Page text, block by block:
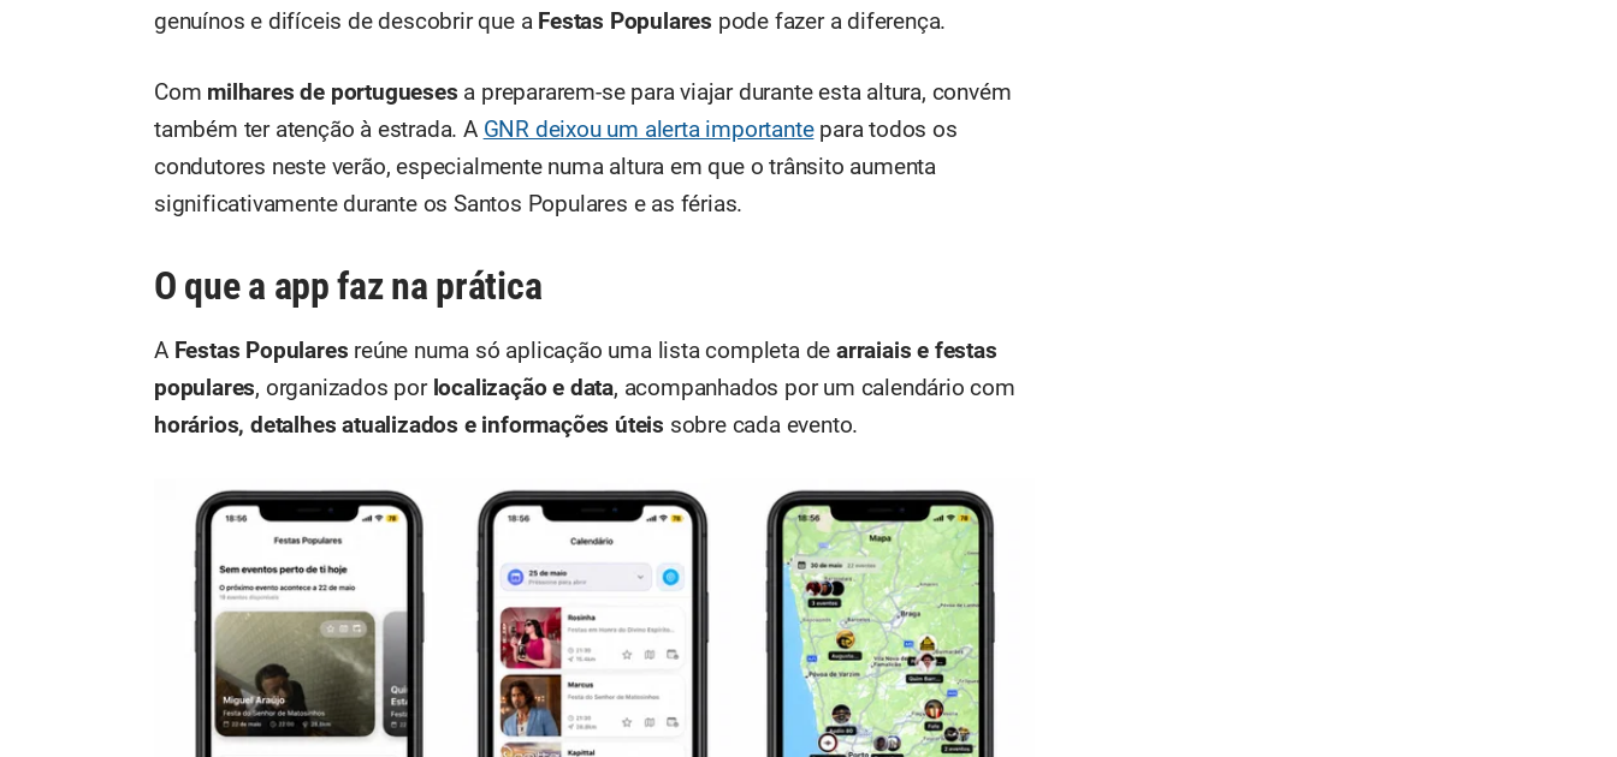
genuínos e difíceis de descobrir que a Festas Populares pode fazer a diferença.
Com milhares de portugueses a prepararem-se para viajar durante esta altura, convém
também ter atenção à estrada. A GNR deixou um alerta importantepara todos os
condutores neste verão, especialmente numa altura em que o trânsito aumenta
significativamente durante os Santos Populares e as férias.
O que a app faz na prática
A Festas Populares reúne numa só aplicação uma lista completa dearraiais e festas
populares, organizados por localização e data, acompanhados por um calendário com
horários, detalhes atualizados e informações úteis sobre cada evento.